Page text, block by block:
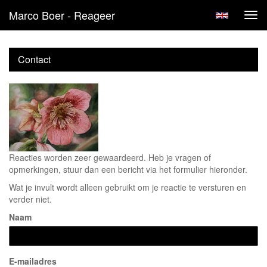
Marco Boer - Reageer
Contact
Reacties worden zeer gewaardeerd. Heb je vragen of
opmerkingen, stuur dan een bericht via het formulier hieronder.
Wat je invult wordt alleen gebruikt om je reactie te versturen en
verder niet.
Naam
E-mailadres